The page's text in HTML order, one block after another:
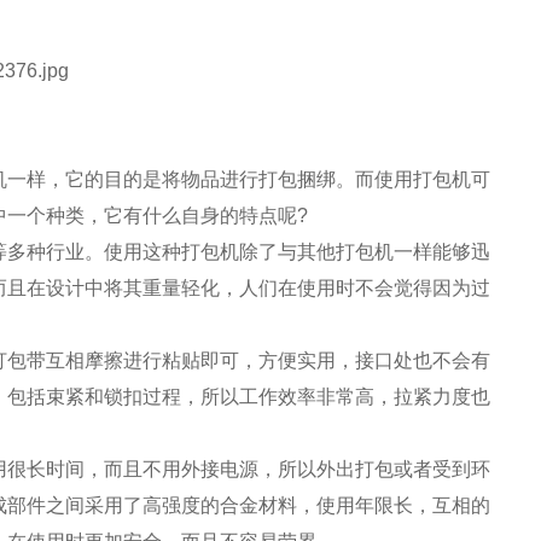
样，它的目的是将物品进行打包捆绑。而使用打包机可
个种类，它有什么自身的特点呢?
种行业。使用这种打包机除了与其他打包机一样能够迅
在设计中将其重量轻化，人们在使用时不会觉得因为过
带互相摩擦进行粘贴即可，方便实用，接口处也不会有
括束紧和锁扣过程，所以工作效率非常高，拉紧力度也
长时间，而且不用外接电源，所以外出打包或者受到环
件之间采用了高强度的合金材料，使用年限长，互相的